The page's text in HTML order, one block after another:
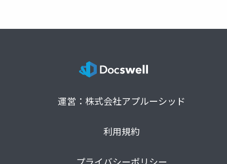
運営：株式会社アプルーシッド
利用規約
プライバシーポリシー